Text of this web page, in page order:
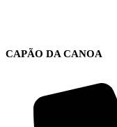
CAPÃO DA CANOA